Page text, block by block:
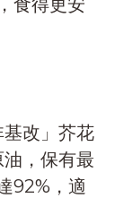
基改」芥花
，保有最
92%，適